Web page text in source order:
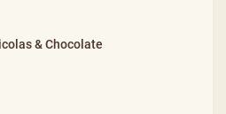
& Chocolate